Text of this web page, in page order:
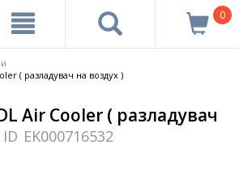
0
( разладувач на воздух )
Air Cooler ( разладувач
ID EK000716532